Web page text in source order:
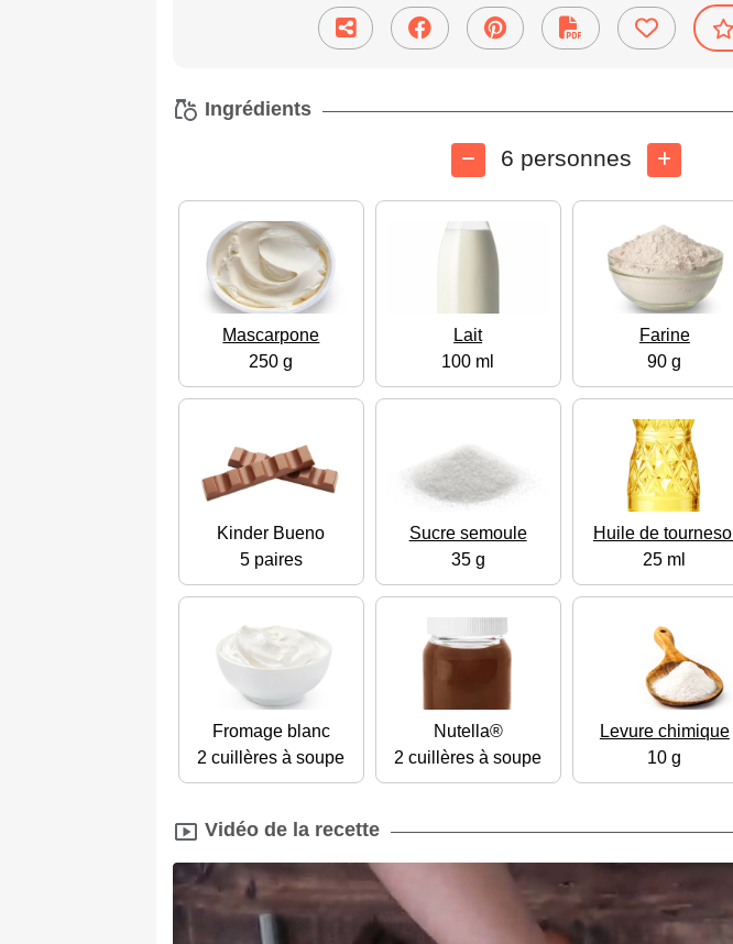
Ingrédients
6 personnes
Mascarpone
250 g
Lait
100 ml
Farine
90 g
Kinder Bueno
5 paires
Sucre semoule
35 g
Huile de tournesol
25 ml
Fromage blanc
2 cuillères à soupe
Nutella®
2 cuillères à soupe
Levure chimique
10 g
Vidéo de la recette